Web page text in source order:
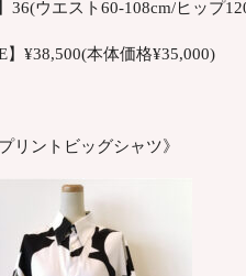
】36(ウエスト60-108cm/ヒップ
】¥38,500(本体価格¥35,000)
プリントビッグシャツ》